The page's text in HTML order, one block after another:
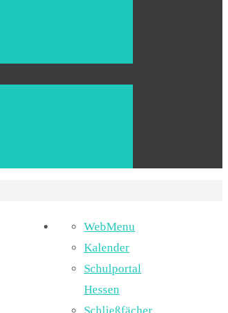
WebMenu
Kalender
Schulportal
Hessen